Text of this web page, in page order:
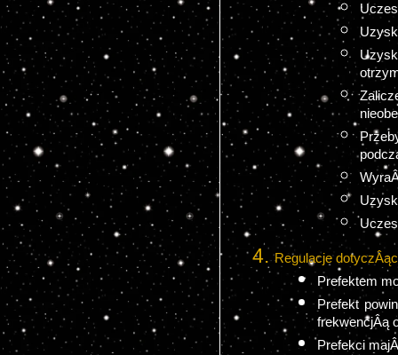
Regulacje
Prefektem
Prefekt
frekwencjÂą
Prefekci